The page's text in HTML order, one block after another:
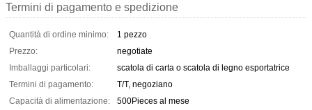
Termini di pagamento e spedizione
Quantità di ordine minimo:
1 pezzo
Prezzo:
negotiate
Imballaggi particolari:
scatola di carta o scatola di legno esportatrice
Termini di pagamento:
T/T, negoziano
Capacità di alimentazione:
500Pieces al mese